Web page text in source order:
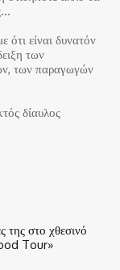
είναι δυνατόν
των
των παραγωγών
δίαυλος
της στο χθεσινό
Tour»